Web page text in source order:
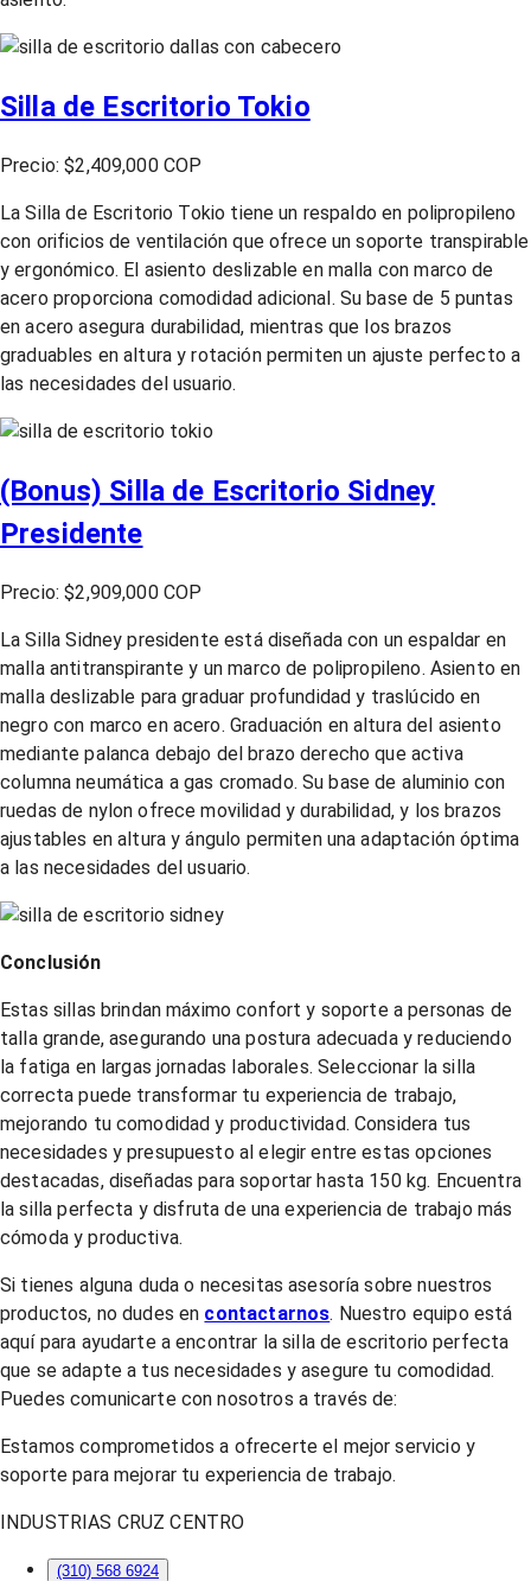
Silla de Escritorio Tokio
Precio: $2,409,000 COP
La Silla de Escritorio Tokio tiene un respaldo en polipropileno
con orificios de ventilación que ofrece un soporte transpirable
y ergonómico. El asiento deslizable en malla con marco de
acero proporciona comodidad adicional. Su base de 5 puntas
en acero asegura durabilidad, mientras que los brazos
graduables en altura y rotación permiten un ajuste perfecto a
las necesidades del usuario.
(Bonus) Silla de Escritorio Sidney
Presidente
Precio: $2,909,000 COP
La Silla Sidney presidente está diseñada con un espaldar en
malla antitranspirante y un marco de polipropileno. Asiento en
malla deslizable para graduar profundidad y traslúcido en
negro con marco en acero. Graduación en altura del asiento
mediante palanca debajo del brazo derecho que activa
columna neumática a gas cromado. Su base de aluminio con
ruedas de nylon ofrece movilidad y durabilidad, y los brazos
ajustables en altura y ángulo permiten una adaptación óptima
a las necesidades del usuario.
Conclusión
Estas sillas brindan máximo confort y soporte a personas de
talla grande, asegurando una postura adecuada y reduciendo
la fatiga en largas jornadas laborales. Seleccionar la silla
correcta puede transformar tu experiencia de trabajo,
mejorando tu comodidad y productividad. Considera tus
necesidades y presupuesto al elegir entre estas opciones
destacadas, diseñadas para soportar hasta 150 kg. Encuentra
la silla perfecta y disfruta de una experiencia de trabajo más
cómoda y productiva.
Si tienes alguna duda o necesitas asesoría sobre nuestros
productos, no dudes en contactarnos. Nuestro equipo está
aquí para ayudarte a encontrar la silla de escritorio perfecta
que se adapte a tus necesidades y asegure tu comodidad.
Puedes comunicarte con nosotros a través de:
Estamos comprometidos a ofrecerte el mejor servicio y
soporte para mejorar tu experiencia de trabajo.
INDUSTRIAS CRUZ CENTRO
(310) 568 6924